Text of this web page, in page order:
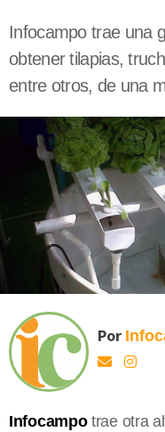
Infocampo trae una
obtener tilapias,
entre otros, de una
Por
Infocampotrae otra